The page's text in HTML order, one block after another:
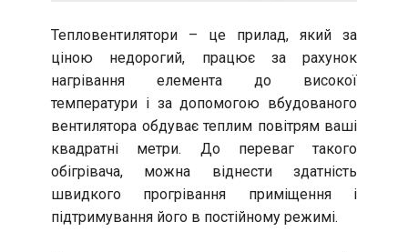
Тепловентилятори – це прилад, який за
ціною недорогий, працює за рахунок
нагрівання елемента до високої
температури і за допомогою вбудованого
вентилятора обдуває теплим повітрям ваші
квадратні метри. До переваг такого
обігрівача, можна віднести здатність
швидкого прогрівання приміщення і
підтримування його в постійному режимі.